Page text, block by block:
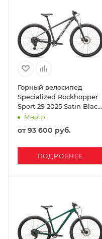
Горный велосипед
Specialized Rockhopper
Sport 29 2025 Satin Black
Liquid Metal / White
Много
от93 600 руб.
ПОДРОБНЕЕ